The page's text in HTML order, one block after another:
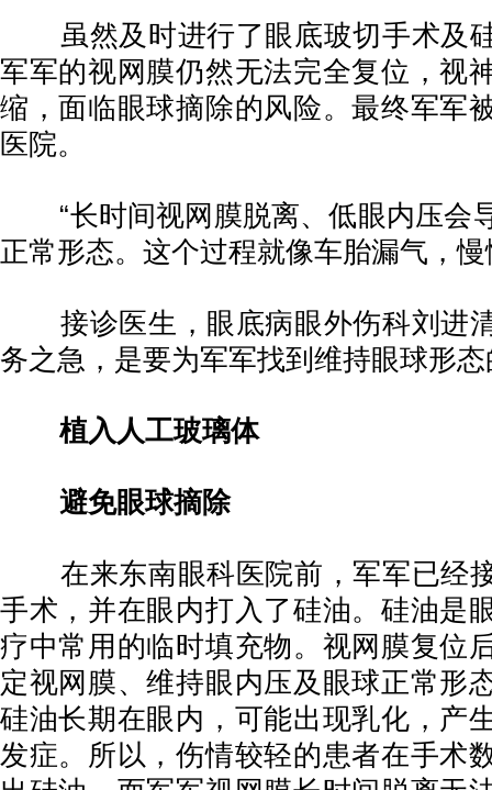
虽然及时进行了眼底玻切手术及
军军的视网膜仍然无法完全复位，视
缩，面临眼球摘除的风险。最终军军
医院。
“长时间视网膜脱离、低眼内压会
正常形态。这个过程就像车胎漏气，慢
接诊医生，眼底病眼外伤科刘进
务之急，是要为军军找到维持眼球形
植入人工玻璃体
避免眼球摘除
在来东南眼科医院前，军军已经
手术，并在眼内打入了硅油。硅油是
疗中常用的临时填充物。视网膜复位
定视网膜、维持眼内压及眼球正常形
硅油长期在眼内，可能出现乳化，产
发症。所以，伤情较轻的患者在手术